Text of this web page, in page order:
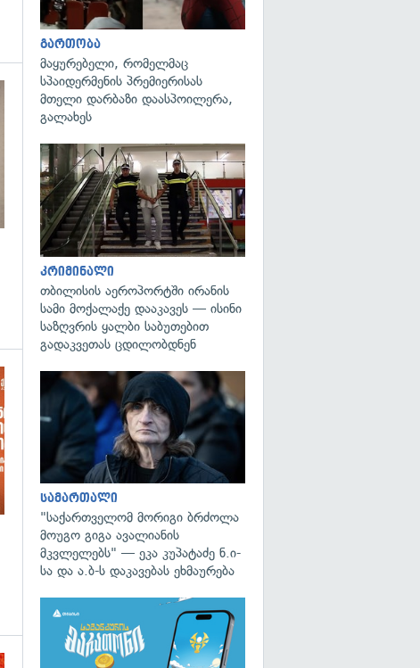
გადახედვა
გართობა
მაყურებელი, რომელმაც
სპაიდერმენის პრემიერისას
მთელი დარბაზი დაასპოილერა,
გალახეს
კრიმინალი
თბილისის აეროპორტში ირანის
სამი მოქალაქე დააკავეს — ისინი
საზღვრის ყალბი საბუთებით
გადაკვეთას ცდილობდნენ
სამართალი
"საქართველომ მორიგი ბრძოლა
მოუგო გიგა ავალიანის
მკვლელებს" — ეკა კუპატაძე ნ.ი-
სა და ა.ბ-ს დაკავებას ეხმაურება